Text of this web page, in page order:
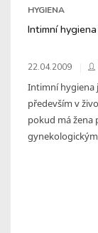
HYGIENA
Intimní
22.04.2009
Intimní hygiena
především v
pokud má žena